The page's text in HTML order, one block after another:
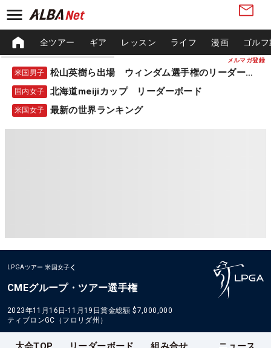
メルマガ登録
全ツアー ギア レッスン ライフ 漫画 ゴル
米国男子 松山英樹ら出場 ウィンダム選手権のリーダーボード
国内女子 北海道meijiカップ リーダーボード
米国女子 最新の世界ランキング
LPGAツアー 米国女子
CMEグループ・ツアー選手権
2023年11月16日-11月19日賞金総額 $7,000,000
ティブロンGC（フロリダ州）